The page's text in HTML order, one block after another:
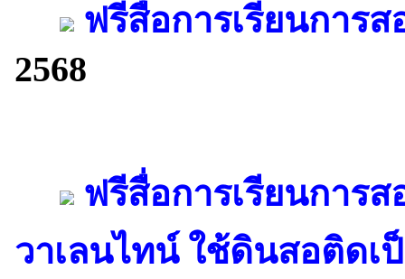
ฟรีสื่อการเรียนการ
2568
ฟรีสื่อการเรียนการ
วาเลนไทน์ ใช้ดินสอติดเ